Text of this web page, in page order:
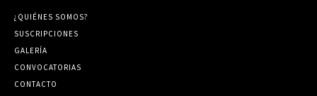
¿QUIÉNES SOMOS?
SUSCRIPCIONES
GALERÍA
CONVOCATORIAS
CONTACTO